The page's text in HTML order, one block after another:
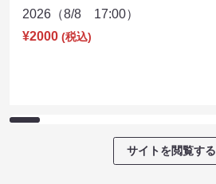
2026（8/8 17:00）
¥2000 (税込)
サイトを閲覧する